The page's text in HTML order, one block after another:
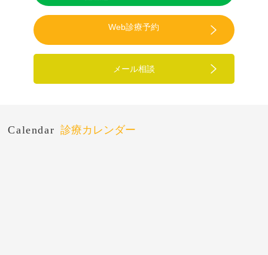
Web診療予約
メール相談
Calendar 診療カレンダー